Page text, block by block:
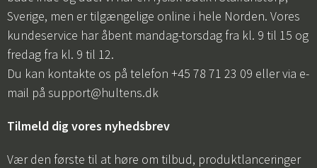
Sverige, men er tilgængelige online i hele Norden. Vores
kundeservice har åbent mandag-torsdag fra kl. 9 til 15 og
fredag fra kl. 9 til 12.
Du kan kontakte os på telefon +45 78 71 23 09 eller via e-
mail på support@hultens.dk
Tilmeld dig vores nyhedsbrev
Vær den første til at høre om tilbud, produktlanceringer